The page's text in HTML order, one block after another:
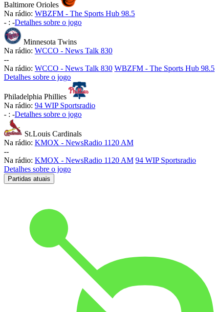
Baltimore Orioles
Na rádio: WBZFM - The Sports Hub 98.5
- : -Detalhes sobre o jogo
Minnesota Twins
Na rádio: WCCO - News Talk 830
--
Na rádio: WCCO - News Talk 830 WBZFM - The Sports Hub 98.5
Detalhes sobre o jogo
Philadelphia Phillies
Na rádio: 94 WIP Sportsradio
- : -Detalhes sobre o jogo
St.Louis Cardinals
Na rádio: KMOX - NewsRadio 1120 AM
--
Na rádio: KMOX - NewsRadio 1120 AM 94 WIP Sportsradio
Detalhes sobre o jogo
Partidas atuais